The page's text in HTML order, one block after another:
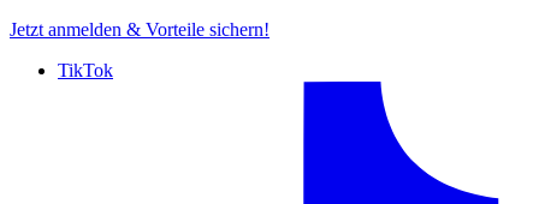
Jetzt anmelden & Vorteile sichern!
TikTok